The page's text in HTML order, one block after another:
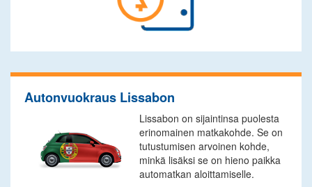
Autonvuokraus Lissabon
Lissabon on sijaintinsa puolesta
erinomainen matkakohde. Se on
tutustumisen arvoinen kohde,
minkä lisäksi se on hieno paikka
automatkan aloittamiselle.